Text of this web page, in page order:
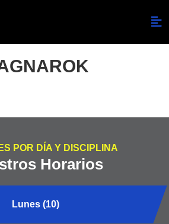
POR DÍA Y DISCIPLINA
Horarios
Lunes (10)